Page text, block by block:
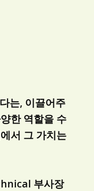
는, 이끌어주
한 역할을 수
서 그 가치는
부사장